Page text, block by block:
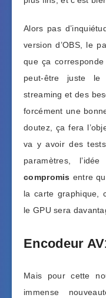
Alors pas
version d’OBS, le
que ça
peut-être juste
streaming et des
forcément une
doutez, ça fera
va y avoir des
paramètres,
compromis entre
la carte graphique,
le GPU sera
Encodeur
Mais pour cette
immense